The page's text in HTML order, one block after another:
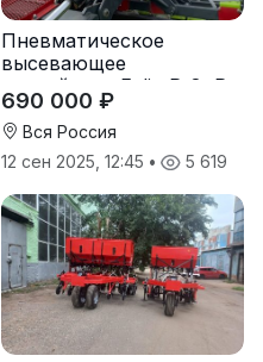
Пневматическое
высевающее
устройство Folio R-8, R-
12
690 000 ₽
Вся Россия
12 сен 2025, 12:45 • 5 619